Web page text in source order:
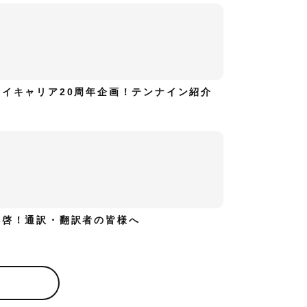
イキャリア20周年企画！テンナイン紹介
啓！通訳・翻訳者の皆様へ